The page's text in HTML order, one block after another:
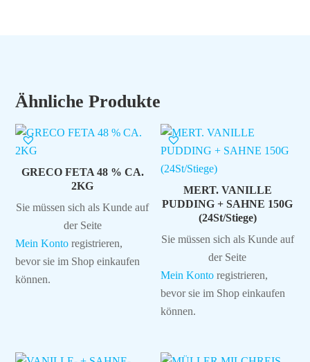
Ähnliche Produkte
GRECO FETA 48 % CA.
2KG
Sie müssen sich als Kunde auf
der Seite
Mein Konto registrieren,
bevor sie im Shop einkaufen
können.
MERT. VANILLE
PUDDING + SAHNE 150G
(24St/Stiege)
Sie müssen sich als Kunde auf
der Seite
Mein Konto registrieren,
bevor sie im Shop einkaufen
können.